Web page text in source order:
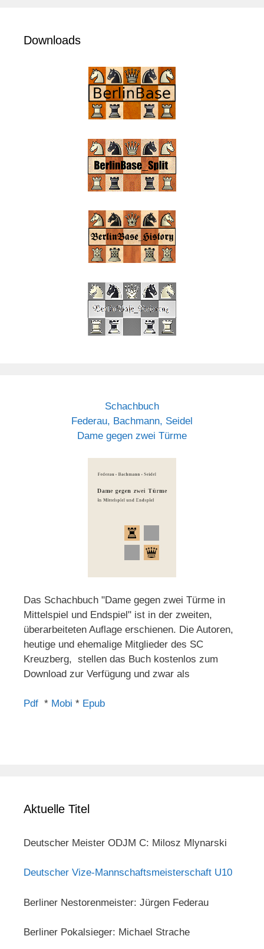
Downloads
Schachbuch
Federau, Bachmann, Seidel
Dame gegen zwei Türme
Das Schachbuch "Dame gegen zwei Türme in
Mittelspiel und Endspiel" ist in der zweiten,
überarbeiteten Auflage erschienen. Die Autoren,
heutige und ehemalige Mitglieder des SC
Kreuzberg, stellen das Buch kostenlos zum
Download zur Verfügung und zwar als
Pdf * Mobi * Epub
Aktuelle Titel
Deutscher Meister ODJM C: Milosz Mlynarski
Deutscher Vize-Mannschaftsmeisterschaft U10
Berliner Nestorenmeister: Jürgen Federau
Berliner Pokalsieger: Michael Strache